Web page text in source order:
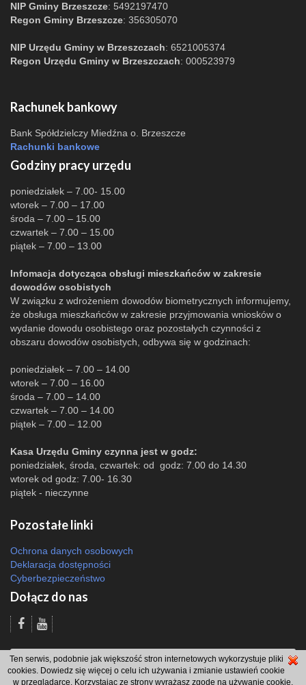
NIP Gminy Brzeszcze: 5492197470
Regon Gminy Brzeszcze: 356305070
NIP Urzędu Gminy w Brzeszczach: 6521005374
Regon Urzędu Gminy w Brzeszczach: 000523979
Rachunek bankowy
Bank Spółdzielczy Miedźna o. Brzeszcze
Rachunki bankowe
Godziny pracy urzędu
poniedziałek – 7.00- 15.00
wtorek – 7.00 – 17.00
środa – 7.00 – 15.00
czwartek – 7.00 – 15.00
piątek – 7.00 – 13.00
Infomacja dotycząca obsługi mieszkańców w zakresie
dowodów osobistych
W związku z wdrożeniem dowodów biometrycznych informujemy,
że obsługa mieszkańców w zakresie przyjmowania wniosków o
wydanie dowodu osobistego oraz pozostałych czynności z
obszaru dowodów osobistych, odbywa się w godzinach:
poniedziałek – 7.00 – 14.00
wtorek – 7.00 – 16.00
środa – 7.00 – 14.00
czwartek – 7.00 – 14.00
piątek – 7.00 – 12.00
Kasa Urzędu Gminy czynna jest w godz:
poniedziałek, środa, czwartek: od godz: 7.00 do 14.30
wtorek od godz: 7.00- 16.30
piątek - nieczynne
Pozostałe linki
Ochrona danych osobowych
Deklaracja dostępności
Cyberbezpieczeństwo
Dołącz do nas
Odsłon: 49628 | |Polityka bezpieczeństwa i polityka cookies|Redakcja|
2007 - 2026 © Gmina Brzeszcze
projekt: Wdesk
Ten serwis, podobnie jak większość stron internetowych wykorzystuje pliki
cookies. Dowiedz się więcej o celu ich używania i zmianie ustawień cookie
w przeglądarce. Korzystając ze strony wyrażasz zgodę na używanie cookie,